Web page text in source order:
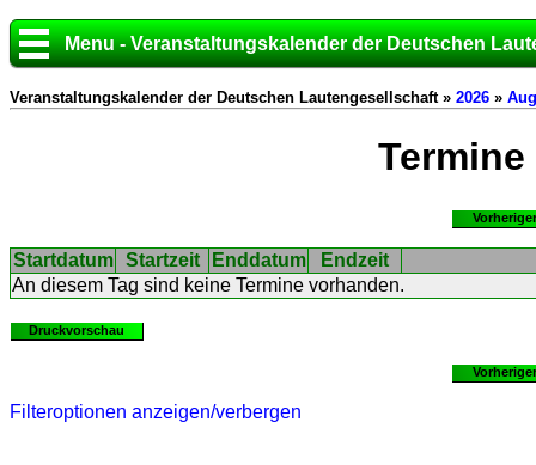
Menu - Veranstaltungskalender der Deutschen
Veranstaltungskalender der Deutschen Lautengesellschaft » 2026 »
Termine
Startdatum Startzeit Enddatum
Endzeit
An diesem Tag sind keine Termine vorhanden.
Druckvorschau
Filteroptionen anzeigen/verbergen